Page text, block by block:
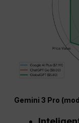
Gemini 3 Pro